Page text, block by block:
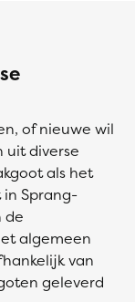
of nieuwe wil
uit diverse
als het
Sprang-
de
algemeen
van
geleverd